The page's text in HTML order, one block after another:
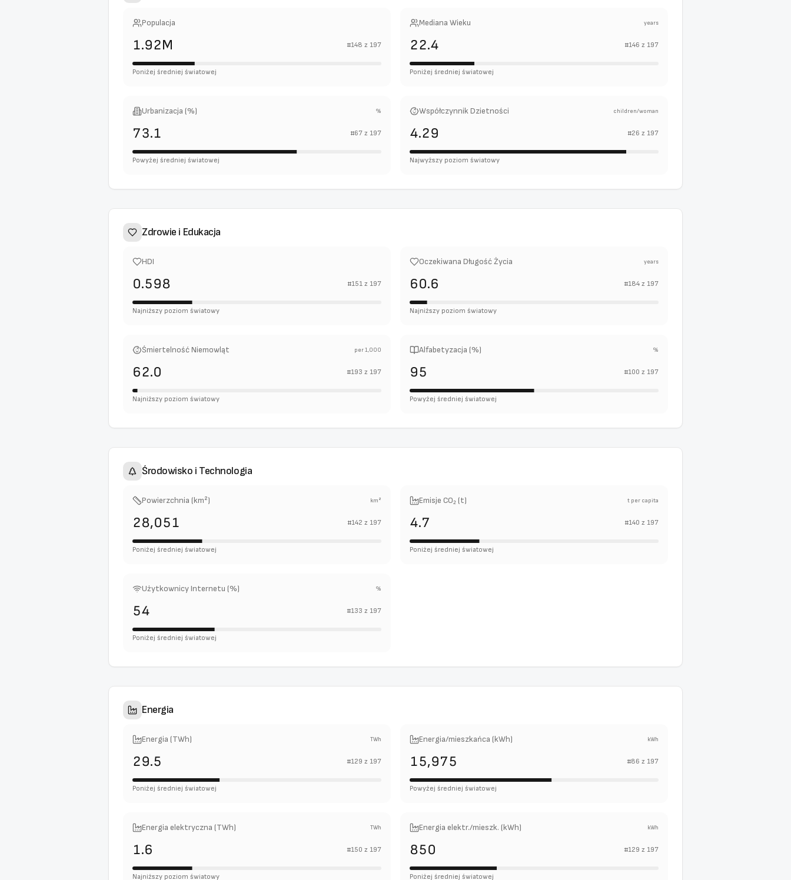
Populacja
1.92M #148 z 197
Poniżej średniej światowej
Mediana Wieku years
22.4 #146 z 197
Poniżej średniej światowej
Urbanizacja (%) %
73.1 #67 z 197
Powyżej średniej światowej
Współczynnik Dzietności children/woman
4.29 #26 z 197
Najwyższy poziom światowy
Zdrowie i Edukacja
HDI
0.598 #151 z 197
Najniższy poziom światowy
Oczekiwana Długość Życia years
60.6 #184 z 197
Najniższy poziom światowy
Śmiertelność Niemowląt per 1,000
62.0 #193 z 197
Najniższy poziom światowy
Alfabetyzacja (%) %
95 #100 z 197
Powyżej średniej światowej
Środowisko i Technologia
Powierzchnia (km²) km²
28,051 #142 z 197
Poniżej średniej światowej
Emisje CO₂ (t) t per capita
4.7 #140 z 197
Poniżej średniej światowej
Użytkownicy Internetu (%) %
54 #133 z 197
Poniżej średniej światowej
Energia
Energia (TWh) TWh
29.5 #129 z 197
Poniżej średniej światowej
Energia/mieszkańca (kWh) kWh
15,975 #86 z 197
Powyżej średniej światowej
Energia elektryczna (TWh) TWh
1.6 #150 z 197
Najniższy poziom światowy
Energia elektr./mieszk. (kWh) kWh
850 #129 z 197
Poniżej średniej światowej